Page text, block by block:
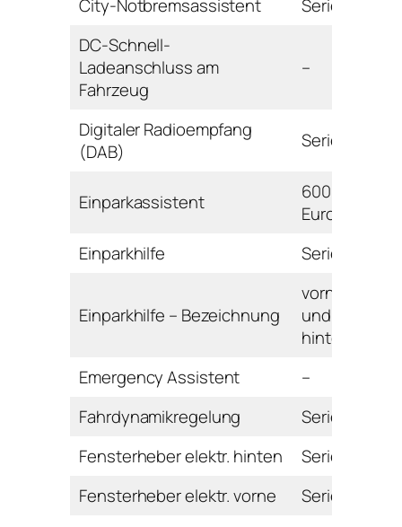
City-Notbremsassistent
Serie
DC-Schnell-
Ladeanschluss am
Fahrzeug
–
Digitaler Radioempfang
(DAB)
Serie
Einparkassistent
600
Euro
Einparkhilfe
Serie
Einparkhilfe – Bezeichnung
vorne
und
hinten
Emergency Assistent
–
Fahrdynamikregelung
Serie
Fensterheber elektr. hinten
Serie
Fensterheber elektr. vorne
Serie